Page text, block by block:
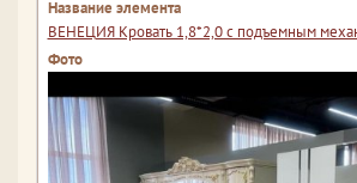
ВЕНЕЦИЯ Кровать 1,8*2,0 с подъемным